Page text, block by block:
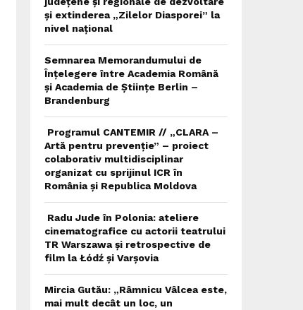
și extinderea „Zilelor Diasporei” la
nivel național
Semnarea Memorandumului de
Înțelegere între Academia Română
și Academia de Științe Berlin –
Brandenburg
Programul CANTEMIR // „CLARA –
Artă pentru prevenție” – proiect
colaborativ multidisciplinar
organizat cu sprijinul ICR în
România și Republica Moldova
Radu Jude în Polonia: ateliere
cinematografice cu actorii teatrului
TR Warszawa și retrospective de
film la Łódź și Varșovia
Mircia Gutău: „Râmnicu Vâlcea este,
mai mult decât un loc, un